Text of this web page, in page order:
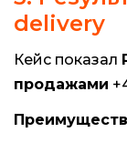
delivery
Кейс показал
продажами